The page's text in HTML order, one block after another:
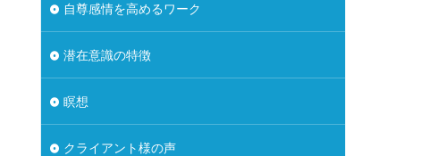
自尊感情を高めるワーク
潜在意識の特徴
瞑想
クライアント様の声